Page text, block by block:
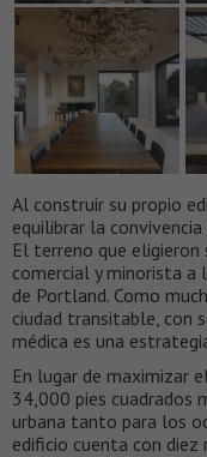
Al construir su propio
equilibrar la
El terreno que
comercial y minorista a
de Portland. Como
ciudad transitable, con
médica es una
En lugar de maximizar
34,000 pies cuadrados
urbana tanto para los
edificio cuenta con diez